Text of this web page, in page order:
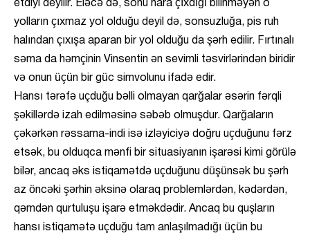
etdiyi deyilir. Eləcə də, sonu hara çıxdığı bilinməyən o
yolların çıxmaz yol olduğu deyil də, sonsuzluğa, pis ruh
halından çıxışa aparan bir yol olduğu da şərh edilir. Fırtınalı
səma da həmçinin Vinsentin ən sevimli təsvirlərindən biridir
və onun üçün bir güc simvolunu ifadə edir.
Hansı tərəfə uçduğu bəlli olmayan qarğalar əsərin fərqli
şəkillərdə izah edilməsinə səbəb olmuşdur. Qarğaların
çəkərkən rəssama-indi isə izləyiciyə doğru uçduğunu fərz
etsək, bu olduqca mənfi bir situasiyanın işarəsi kimi görülə
bilər, ancaq əks istiqamətdə uçduğunu düşünsək bu şərh
az öncəki şərhin əksinə olaraq problemlərdən, kədərdən,
qəmdən qurtuluşu işarə etməkdədir. Ancaq bu quşların
hansı istiqamətə uçduğu tam anlaşılmadığı üçün bu